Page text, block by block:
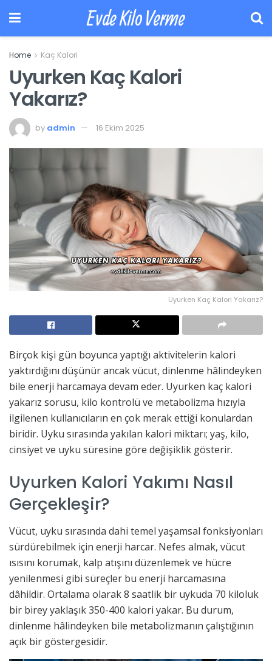
Evde Kilo Verme
Home Kaç Kalori
Uyurken Kaç Kalori
Yakarız?
by admin 16 Ekim 2025
Uyurken Kaç Kalori Yakarız?
Birçok kişi gün boyunca yaptığı aktivitelerin kalori
yaktırdığını düşünür ancak vücut, dinlenme hâlindeyken
bile enerji harcamaya devam eder. Uyurken kaç kalori
yakarız sorusu, kilo kontrolü ve metabolizma hızıyla
ilgilenen kullanıcıların en çok merak ettiği konulardan
biridir. Uyku sırasında yakılan kalori miktarı; yaş, kilo,
cinsiyet ve uyku süresine göre değişiklik gösterir.
Uyurken Kalori Yakımı Nasıl
Gerçekleşir?
Vücut, uyku sırasında dahi temel yaşamsal fonksiyonları
sürdürebilmek için enerji harcar. Nefes almak, vücut
ısısını korumak, kalp atışını düzenlemek ve hücre
yenilenmesi gibi süreçler bu enerji harcamasına
dâhildir. Ortalama olarak 8 saatlik bir uykuda 70 kiloluk
bir birey yaklaşık 350-400 kalori yakar. Bu durum,
dinlenme hâlindeyken bile metabolizmanın çalıştığının
açık bir göstergesidir.